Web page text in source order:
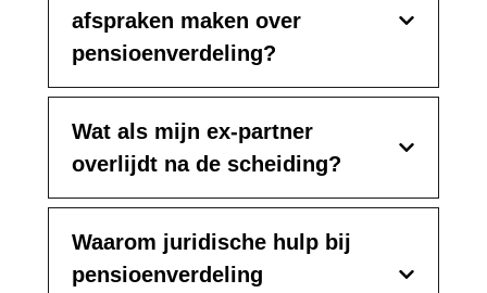
afspraken maken over
pensioenverdeling?
Wat als mijn ex-partner
overlijdt na de scheiding?
Waarom juridische hulp bij
pensioenverdeling